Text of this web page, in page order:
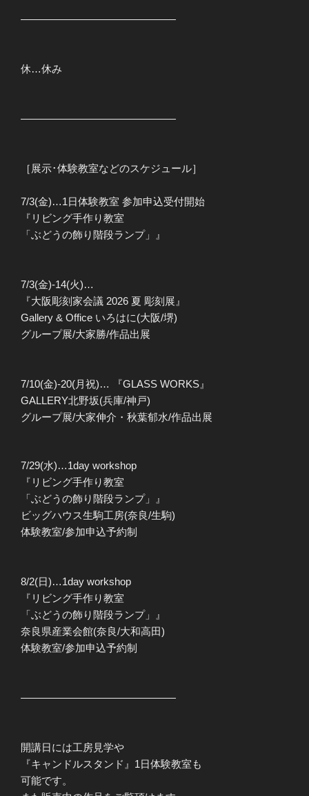
———————————————
休…休み
———————————————
［展示･体験教室などのスケジュール］
7/3(金)…1日体験教室 参加申込受付開始
『リビング手作り教室
「ぶどうの飾り階段ランプ」』
7/3(金)-14(火)…
『大阪彫刻家会議 2026 夏 彫刻展』
Gallery & Office いろはに(大阪/堺)
グループ展/大家勝/作品出展
7/10(金)-20(月祝)… 『GLASS WORKS』
GALLERY北野坂(兵庫/神戸)
グループ展/大家伸介・秋葉郁水/作品出展
7/29(水)…1day workshop
『リビング手作り教室
「ぶどうの飾り階段ランプ」』
ビッグハウス生駒工房(奈良/生駒)
体験教室/参加申込予約制
8/2(日)…1day workshop
『リビング手作り教室
「ぶどうの飾り階段ランプ」』
奈良県産業会館(奈良/大和高田)
体験教室/参加申込予約制
———————————————
開講日には工房見学や
『キャンドルスタンド』1日体験教室も
可能です。